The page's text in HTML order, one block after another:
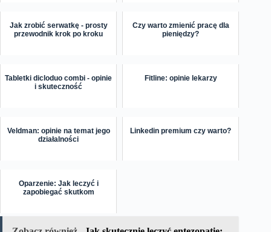
Jak zrobić serwatkę - prosty
przewodnik krok po kroku
Czy warto zmienić pracę dla
pieniędzy?
Tabletki dicloduo combi - opinie
i skuteczność
Fitline: opinie lekarzy
Veldman: opinie na temat jego
działalności
Linkedin premium czy warto?
Oparzenie: Jak leczyć i
zapobiegać skutkom